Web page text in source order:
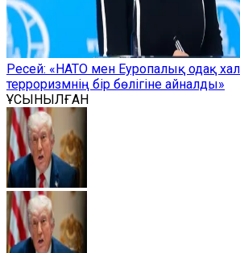
Ресей: «НАТО мен Еуропалық одақ
терроризмнің бір бөлігіне айналды»
ҰСЫНЫЛҒАН